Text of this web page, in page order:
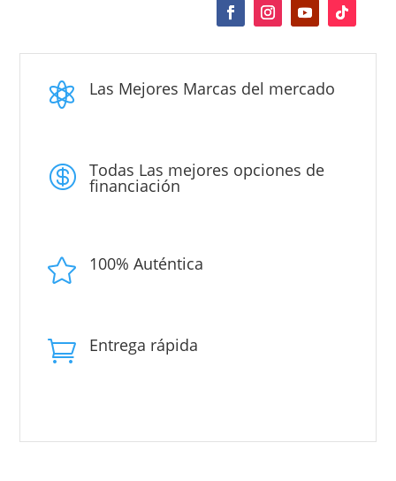
 Las Mejores Marcas del mercado
 Todas Las mejores opciones de
financiación
 100% Auténtica
 Entrega rápida